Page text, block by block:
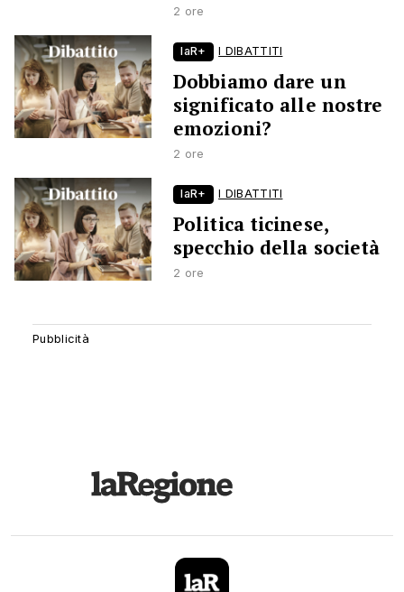
2 ore
laR+ I DIBATTITI
Dobbiamo dare un
significato alle nostre
emozioni?
2 ore
laR+ I DIBATTITI
Politica ticinese,
specchio della società
2 ore